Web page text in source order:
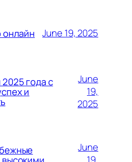
онлайн June 19, 2025
года с
и
June
19,
2025
June